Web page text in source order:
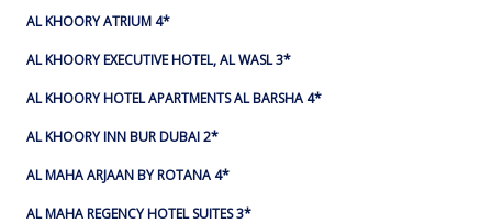
AL KHOORY ATRIUM 4*
AL KHOORY EXECUTIVE HOTEL, AL WASL 3*
AL KHOORY HOTEL APARTMENTS AL BARSHA 4*
AL KHOORY INN BUR DUBAI 2*
AL MAHA ARJAAN BY ROTANA 4*
AL MAHA REGENCY HOTEL SUITES 3*